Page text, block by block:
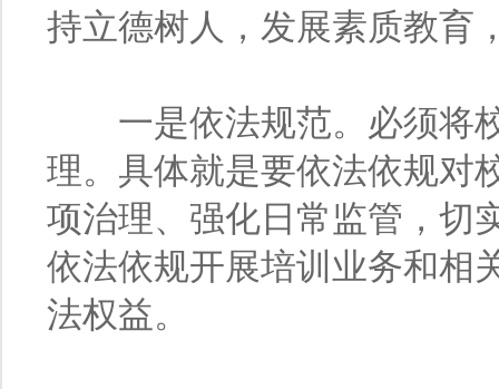
持立德树人，发展素质教育
一是依法规范。必须将校
理。具体就是要依法依规对
项治理、强化日常监管，切
依法依规开展培训业务和相
法权益。